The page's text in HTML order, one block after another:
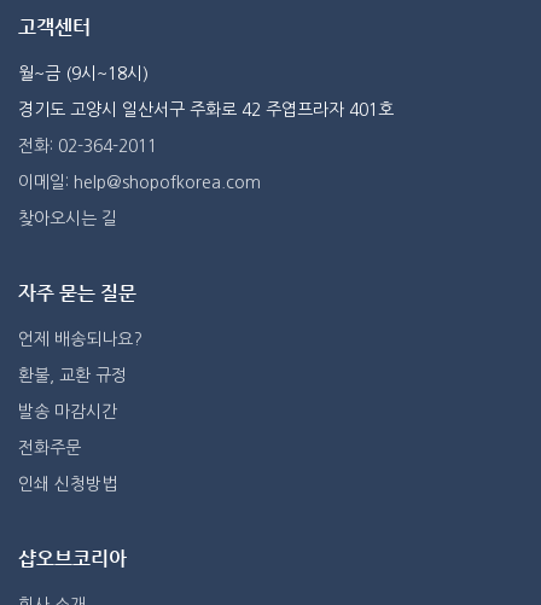
고객센터
월~금 (9시~18시)
경기도 고양시 일산서구 주화로 42 주엽프라자 401호
전화: 02-364-2011
이메일: help@shopofkorea.com
찾아오시는 길
자주 묻는 질문
언제 배송되나요?
환불, 교환 규정
발송 마감시간
전화주문
인쇄 신청방법
샵오브코리아